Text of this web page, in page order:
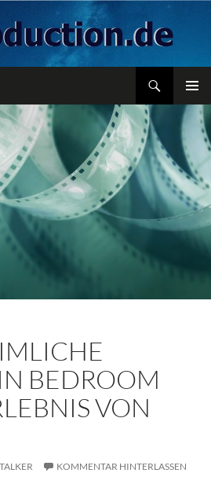
MENÜ
BEDROOM
VON
KOMMENTAR HINTERLASSEN